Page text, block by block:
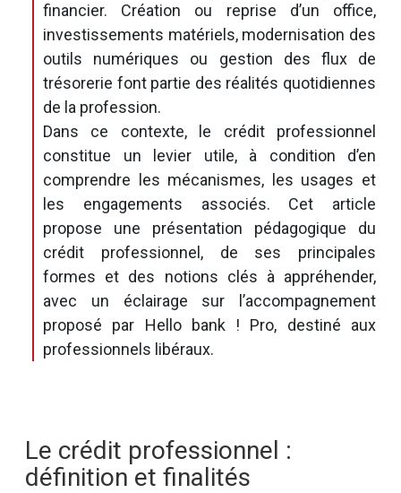
financier. Création ou reprise d’un office,
investissements matériels, modernisation des
outils numériques ou gestion des flux de
trésorerie font partie des réalités quotidiennes
de la profession.
Dans ce contexte, le crédit professionnel
constitue un levier utile, à condition d’en
comprendre les mécanismes, les usages et
les engagements associés. Cet article
propose une présentation pédagogique du
crédit professionnel, de ses principales
formes et des notions clés à appréhender,
avec un éclairage sur l’accompagnement
proposé par Hello bank ! Pro, destiné aux
professionnels libéraux.
Le crédit professionnel :
définition et finalités